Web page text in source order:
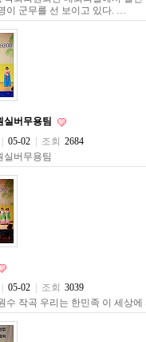
이 군무를 선 보이고 있다. …
실버무용팀
05-02 조회 2684
실버무용팀
05-02 조회 3039
수 작곡 우리는 한민족 이 세상